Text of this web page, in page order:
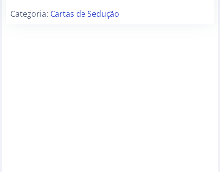
Categoria: Cartas de Sedução